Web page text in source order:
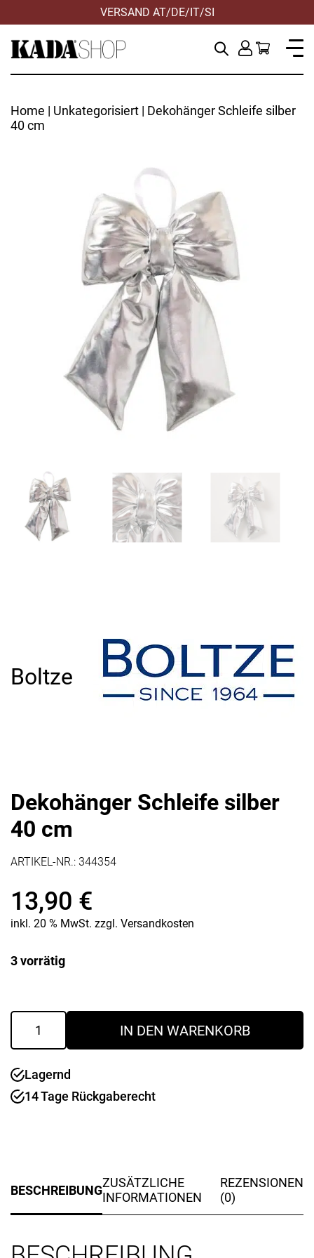
VERSAND AT/DE/IT/SI
Home | Unkategorisiert | Dekohänger Schleife silber
40 cm
Boltze
Dekohänger Schleife silber
40 cm
ARTIKEL-NR.: 344354
13,90 €
inkl. 20 % MwSt. zzgl. Versandkosten
3 vorrätig
Dekohänger
Schleife
silber
cm
Menge
IN DEN WARENKORB
Lagernd
14 Tage Rückgaberecht
BESCHREIBUNGZUSÄTZLICHE
INFORMATIONEN
REZENSIONEN
(0)